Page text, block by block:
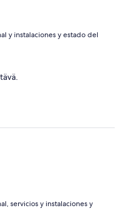
y instalaciones y estado del
servicios y instalaciones y